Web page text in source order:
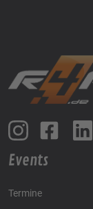
Events
Termine